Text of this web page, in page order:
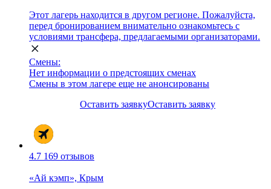
Этот лагерь находится в другом регионе. Пожалуйста,
перед бронированием внимательно ознакомьтесь с
условиями трансфера, предлагаемыми организаторами.
Смены:
Нет информации о предстоящих сменах
Смены в этом лагере еще не анонсированы
Оставить заявкуОставить заявку
4.7 169 отзывов
«Ай кэмп», Крым